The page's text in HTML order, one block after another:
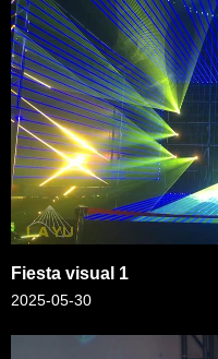
Fiesta visual 1
2025-05-30